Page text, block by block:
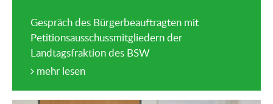
Gespräch des Bürgerbeauftragten mit
Petitionsausschussmitgliedern der
Landtagsfraktion des BSW
mehr lesen